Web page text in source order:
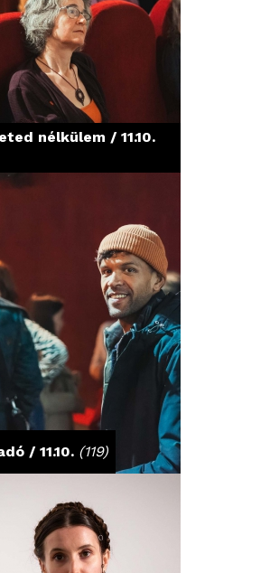
nélkülem / 11.10.
/ 11.10. (119)